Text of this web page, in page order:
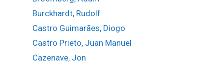
Burckhardt, Rudolf
Castro Guimarães, Diogo
Castro Prieto, Juan Manuel
Cazenave, Jon